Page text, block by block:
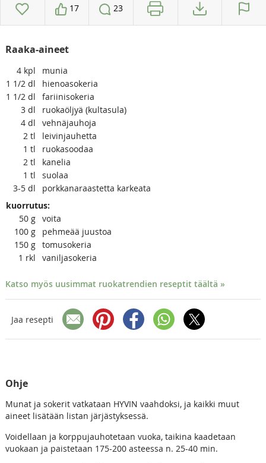
17 23
Raaka-aineet
4 kpl
munia
1 1/2 dl
hienoasokeria
1 1/2 dl
fariinisokeria
3 dl
ruokaöljyä (kultasula)
4 dl
vehnäjauhoja
2 tl
leivinjauhetta
1 tl
ruokasoodaa
2 tl
kanelia
1 tl
suolaa
3-5 dl
porkkanaraastetta karkeata
kuorrutus:
50 g voita
100 g
pehmeää juustoa
150 g tomusokeria
1 rkl vaniljasokeria
Katso myös uusimmat ruokatrendien reseptit täältä »
Jaa resepti
Ohje
Munat ja sokerit vatkataan HYVIN vaahdoksi, ja kaikki muut
aineet lisätään listan järjästyksessä.
Voidellaan ja korppujauhotetaan vuoka, taikina kaadetaan
vuokaan ja paistetaan 175-200 asteessa n. 25-40 min.